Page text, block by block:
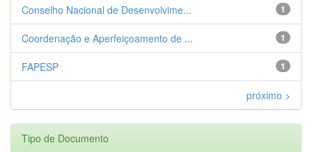
1
Conselho Nacional de Desenvolvime...
1
Coordenação e Aperfeiçoamento de ...
1
FAPESP
próximo >
Tipo de Documento